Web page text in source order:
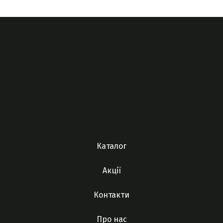
Каталог
Акції
Контакти
Про нас